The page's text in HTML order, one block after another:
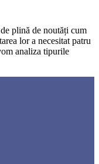
plină de noutăți cum
lor a necesitat patru
analiza tipurile